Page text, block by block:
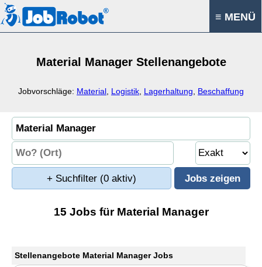
≡ MENÜ
Material Manager Stellenangebote
Jobvorschläge: Material Logistik Lagerhaltung Beschaffung
+ Suchfilter (0 aktiv)
15 Jobs für Material Manager
Stellenangebote Material Manager Jobs